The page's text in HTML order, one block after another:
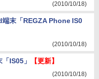
(2010/10/18)
末「REGZA Phone IS0
(2010/10/18)
IS05」 【更新】
(2010/10/18)